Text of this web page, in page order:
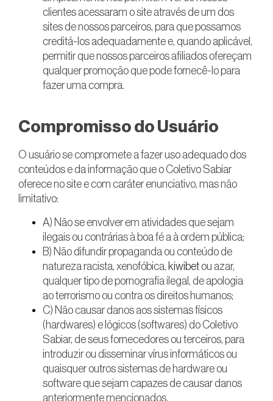
clientes acessaram o site através de um dos
sites de nossos parceiros, para que possamos
creditá-los adequadamente e, quando aplicável,
permitir que nossos parceiros afiliados ofereçam
qualquer promoção que pode fornecê-lo para
fazer uma compra.
Compromisso do Usuário
O usuário se compromete a fazer uso adequado dos
conteúdos e da informação que o Coletivo Sabiar
oferece no site e com caráter enunciativo, mas não
limitativo:
A) Não se envolver em atividades que sejam
ilegais ou contrárias à boa fé a à ordem pública;
B) Não difundir propaganda ou conteúdo de
natureza racista, xenofóbica, kiwibetou azar,
qualquer tipo de pornografia ilegal, de apologia
ao terrorismo ou contra os direitos humanos;
C) Não causar danos aos sistemas físicos
(hardwares) e lógicos (softwares) do Coletivo
Sabiar, de seus fornecedores ou terceiros, para
introduzir ou disseminar vírus informáticos ou
quaisquer outros sistemas de hardware ou
software que sejam capazes de causar danos
anteriormente mencionados.